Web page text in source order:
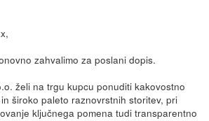
zahvalimo za poslani dopis.
želi na trgu kupcu ponuditi kakovostno
široko paleto raznovrstnih storitev, pri
ključnega pomena tudi transparentno